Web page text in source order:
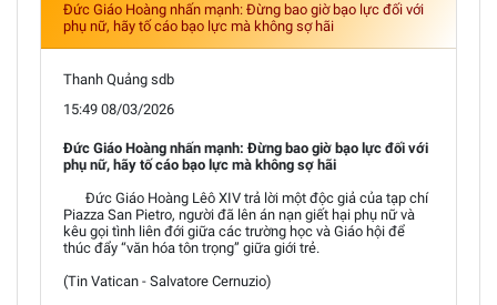
Đức Giáo Hoàng nhấn mạnh: Đừng bao giờ bạo lực đối với
phụ nữ, hãy tố cáo bạo lực mà không sợ hãi
Thanh Quảng sdb
15:49 08/03/2026
Đức Giáo Hoàng nhấn mạnh: Đừng bao giờ bạo lực đối với
phụ nữ, hãy tố cáo bạo lực mà không sợ hãi
Đức Giáo Hoàng Lêô XIV trả lời một độc giả của tạp chí
Piazza San Pietro, người đã lên án nạn giết hại phụ nữ và
kêu gọi tình liên đới giữa các trường học và Giáo hội để
thúc đẩy “văn hóa tôn trọng” giữa giới trẻ.
(Tin Vatican - Salvatore Cernuzio)